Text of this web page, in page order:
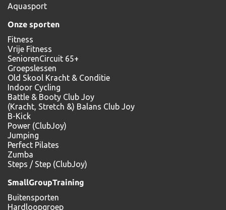
Aquasport
Onze sporten
Fitness
Vrije Fitness
SeniorenCircuit 65+
Groepslessen
Old Skool Kracht & Conditie
Indoor Cycling
Battle & Booty Club Joy
(Kracht, Stretch &) Balans Club Joy
B-Kick
Power (ClubJoy)
Jumping
Perfect Pilates
Zumba
Steps / Step (ClubJoy)
SmallGroupTraining
Buitensporten
Hardloopgroep